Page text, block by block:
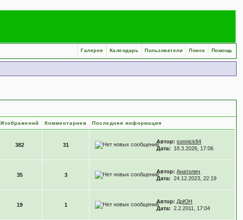
Помощь
Поиск
Пользователи
Календарь
Галерея
Изображений Комментариев Последняя информация
382
31
Автор: sonnick84
Дата:
18.3.2026, 17:06
35
3
Автор: Анатолич
Дата: 24.12.2023, 22:19
19
1
Автор: ДрЮН
Дата: 2.2.2011, 17:04